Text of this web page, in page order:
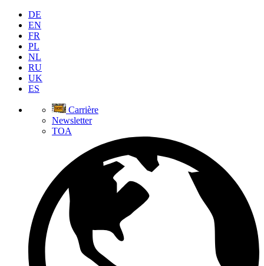
DE
EN
FR
PL
NL
RU
UK
ES
Carrière
Newsletter
TOA